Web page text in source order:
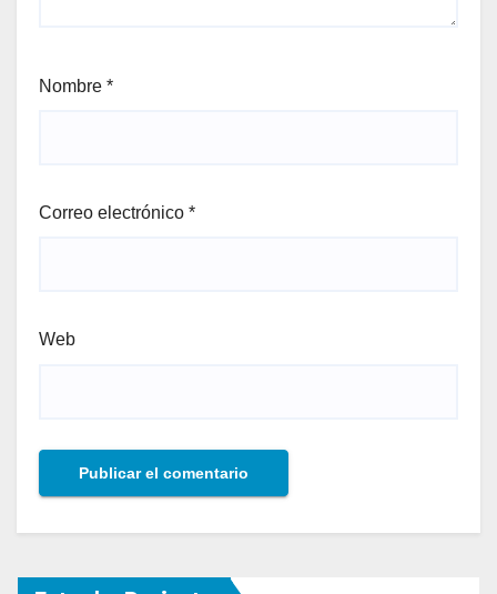
Nombre *
Correo electrónico *
Web